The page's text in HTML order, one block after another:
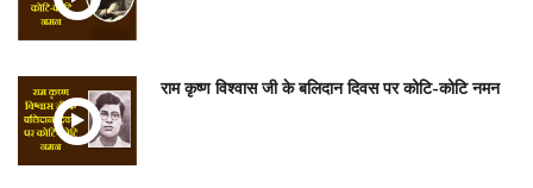
राम कृष्ण विश्वास जी के बलिदान दिवस पर कोटि-कोटि नमन